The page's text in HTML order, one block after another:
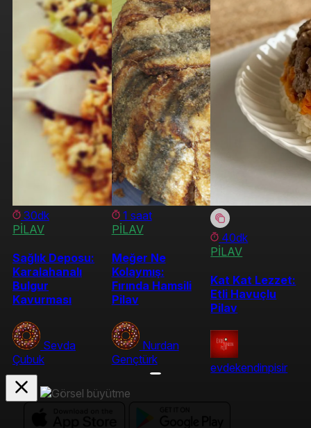
30dk
PİLAV
Sağlık Deposu:
Karalahanalı
Bulgur
Kavurması
Sevda
Çubuk
1 saat
PİLAV
Meğer Ne
Kolaymış:
Fırında Hamsili
Pilav
Nurdan
Gençtürk
40dk
PİLAV
Kat Kat Lezzet:
Etli Havuçlu
Pilav
evdekendinpisir